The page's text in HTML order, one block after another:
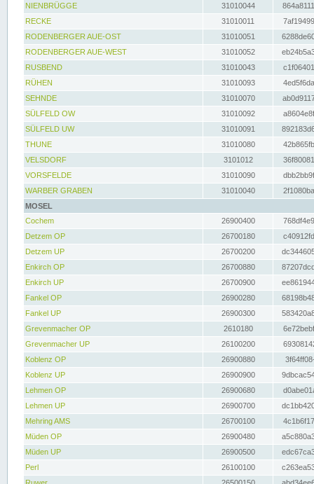
NIENBRÜGGE
31010044
RECKE
31010011
RODENBERGER AUE-OST
31010051
RODENBERGER AUE-WEST
31010052
RUSBEND
31010043
RÜHEN
31010093
SEHNDE
31010070
SÜLFELD OW
31010092
SÜLFELD UW
31010091
THUNE
31010080
VELSDORF
3101012
VORSFELDE
31010090
WARBER GRABEN
31010040
MOSEL
Cochem
26900400
Detzem OP
26700180
Detzem UP
26700200
Enkirch OP
26700880
Enkirch UP
26700900
Fankel OP
26900280
Fankel UP
26900300
Grevenmacher OP
2610180
Grevenmacher UP
26100200
Koblenz OP
26900880
Koblenz UP
26900900
Lehmen OP
26900680
Lehmen UP
26900700
Mehring AMS
26700100
Müden OP
26900480
Müden UP
26900500
Perl
26100100